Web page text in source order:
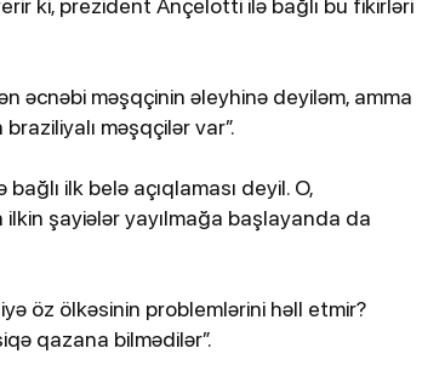
ki, prezident Ançelotti ilə bağlı bu fikirləri
əcnəbi məşqçinin əleyhinə deyiləm, amma
məşqçilər var”.
ilk belə açıqlaması deyil. O,
ilkin şayiələr yayılmağa başlayanda da
öz ölkəsinin problemlərini həll etmir?
qazana bilmədilər”.